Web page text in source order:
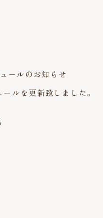
ールのお知らせ
ルを更新致しました。